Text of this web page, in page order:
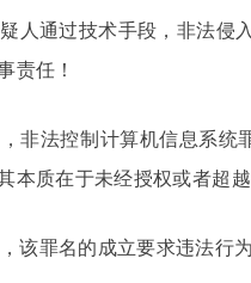
人通过技术手段，非法侵
责任！
非法控制计算机信息系统
本质在于未经授权或者超越
该罪名的成立要求违法行